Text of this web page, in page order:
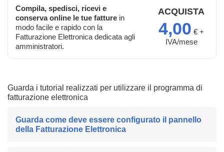
Compila, spedisci, ricevi e
conserva online le tue fatture in
modo facile e rapido con la
Fatturazione Elettronica dedicata agli
amministratori.
ACQUISTA
4,00 € +
IVA/mese
Guarda i tutorial realizzati per utilizzare il programma di
fatturazione elettronica
Guarda come deve essere configurato il pannello
della Fatturazione Elettronica